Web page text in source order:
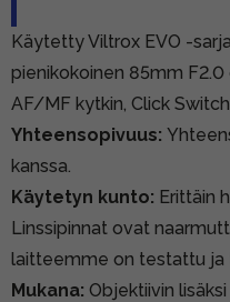
Käytetty Viltrox EVO -
pienikokoinen 85mm
AF/MF kytkin, Click
Yhteensopivuus:
kanssa.
Käytetyn kunto: Erittäin
Linssipinnat ovat
laitteemme on testattu ja
Mukana: Objektiivin